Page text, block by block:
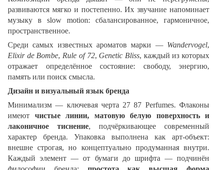
развиваются мягко и постепенно. Их звучание напоминает
музыку в slow motion: сбалансированное, гармоничное,
пространственное.
Среди самых известных ароматов марки — Wandervogel,
Elixir de Bombe, Rule of 72, Genetic Bliss, каждый из которых
отражает определённое состояние: свободу, энергию,
память или поиск смысла.
Дизайн и визуальный язык бренда
Минимализм — ключевая черта 27 87 Perfumes. Флаконы
имеют чистые линии, матовую белую поверхность и
лаконичное тиснение, подчёркивающее современный
характер бренда. Упаковка выполнена как арт-объект:
внешне строгая, но концептуально продуманная внутри.
Каждый элемент — от бумаги до шрифта — подчинён